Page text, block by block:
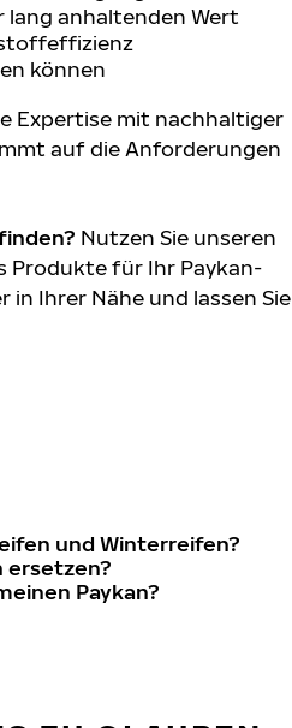
lang anhaltenden Wert
können
Expertise mit nachhaltiger
auf die Anforderungen
Nutzen Sie unseren
Produkte für Ihr Paykan-
in Ihrer Nähe und lassen Sie
und Winterreifen?
ersetzen?
Paykan?